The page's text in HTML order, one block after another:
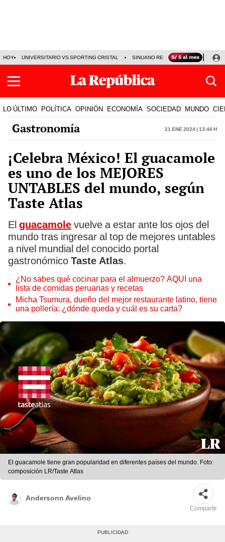
HOY UNIVERSITARIO VS SPORTING CRISTAL SINUANO RESULTADOS HOY
LO ÚLTIMO POLÍTICA OPINIÓN ECONOMÍA SOCIEDAD MUNDO
Gastronomía 21 Ene 2024 | 13:46 h
¡Celebra México! El guacamole
es uno de los MEJORES
UNTABLES del mundo, según
Taste Atlas
El guacamole vuelve a estar ante los ojos del
mundo tras ingresar al top de mejores untables
a nivel mundial del conocido portal
gastronómico Taste Atlas.
¿No sabes qué cocinar para el almuerzo? AQUÍ una
lista de comidas peruanas y recetas
Micha Tsumura, dueño del mejor restaurante latino, tiene
una pollería: ¿dónde queda y cuál es su carta?
El guacamole tiene gran popularidad en diferentes países del mundo. Foto:
composición LR/Taste Atlas
Andersonn Avelino
Compartir